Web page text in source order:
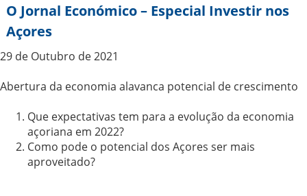
O Jornal Económico – Especial Investir nos
Açores
29 de Outubro de 2021
Abertura da economia alavanca potencial de crescimento
Que expectativas tem para a evolução da economia
açoriana em 2022?
Como pode o potencial dos Açores ser mais
aproveitado?